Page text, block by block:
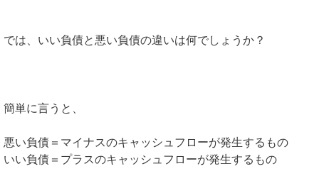
では、いい負債と悪い負債の違いは何でしょうか？
簡単に言うと、
悪い負債＝マイナスのキャッシュフローが発生するもの
いい負債＝プラスのキャッシュフローが発生するもの